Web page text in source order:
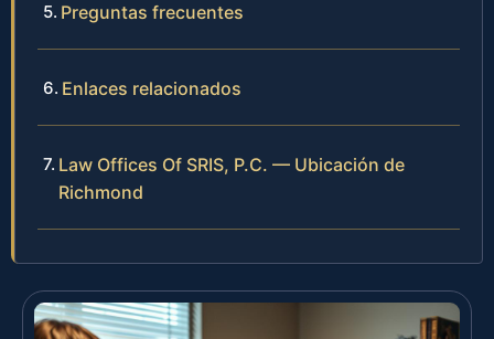
Preguntas frecuentes
Enlaces relacionados
Law Offices Of SRIS, P.C. — Ubicación de
Richmond